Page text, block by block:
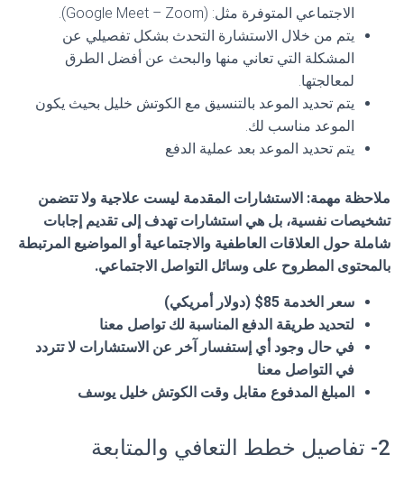
الاجتماعي المتوفرة مثل: (Google Meet – Zoom).
يتم من خلال الاستشارة التحدث بشكل تفصيلي عن
المشكلة التي تعاني منها والبحث عن أفضل الطرق
لمعالجتها.
يتم تحديد الموعد بالتنسيق مع الكوتش خليل بحيث يكون
الموعد مناسب لك.
يتم تحديد الموعد بعد عملية الدفع
ملاحظة مهمة: الاستشارات المقدمة ليست علاجية ولا تتضمن
تشخيصات نفسية، بل هي استشارات تهدف إلى تقديم إجابات
شاملة حول العلاقات العاطفية والاجتماعية أو المواضيع المرتبطة
بالمحتوى المطروح على وسائل التواصل الاجتماعي.
سعر الخدمة 85$ (دولار أمريكي)
لتحديد طريقة الدفع المناسبة لك تواصل معنا
في حال وجود أي إستفسار آخر عن الاستشارات لا تتردد
في التواصل معنا
المبلغ المدفوع مقابل وقت الكوتش خليل يوسف
2- تفاصيل خطط التعافي والمتابعة